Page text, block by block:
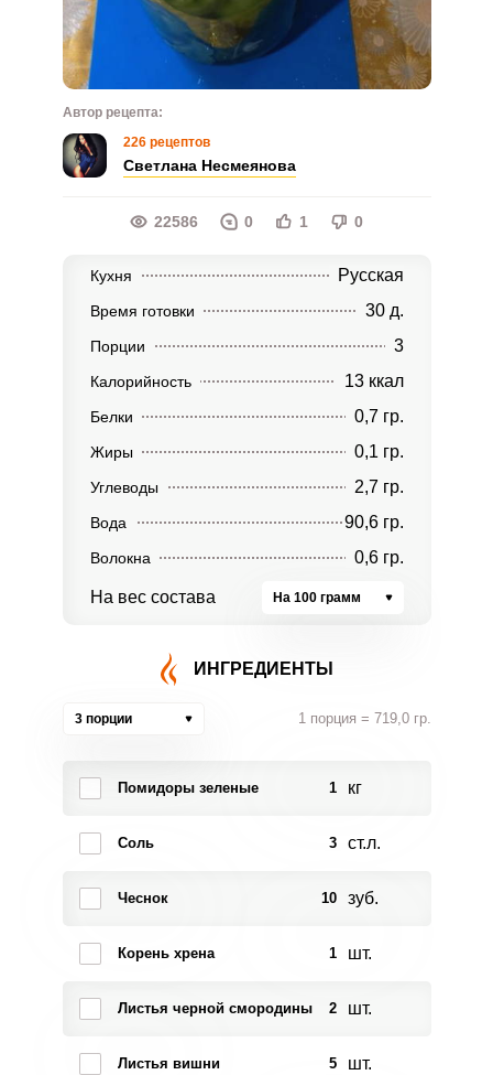
Автор рецепта:
226 рецептов
Светлана Несмеянова
22586 0 1 0
Кухня Русская
Время готовки 30 д.
Порции 3
Калорийность 13 ккал
Белки 0,7 гр.
Жиры 0,1 гр.
Углеводы 2,7 гр.
Вода 90,6 гр.
Волокна 0,6 гр.
На вес состава На 100 грамм
ИНГРЕДИЕНТЫ
3 порции 1 порция = 719,0 гр.
Помидоры зеленые 1 кг
Соль 3 ст.л.
Чеснок 10 зуб.
Корень хрена 1 шт.
Листья черной смородины 2 шт.
Листья вишни 5 шт.